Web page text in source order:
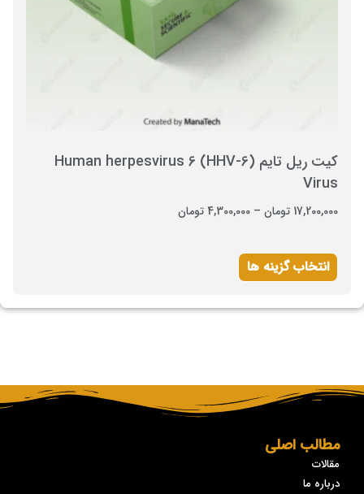
کیت ریل تایم Human herpesvirus 6 (HHV-6)
Virus
17,200,000 تومان –
4,300,000 تومان
انتخاب گزینه ها
مطالب اصلی
مقالات
درباره ما